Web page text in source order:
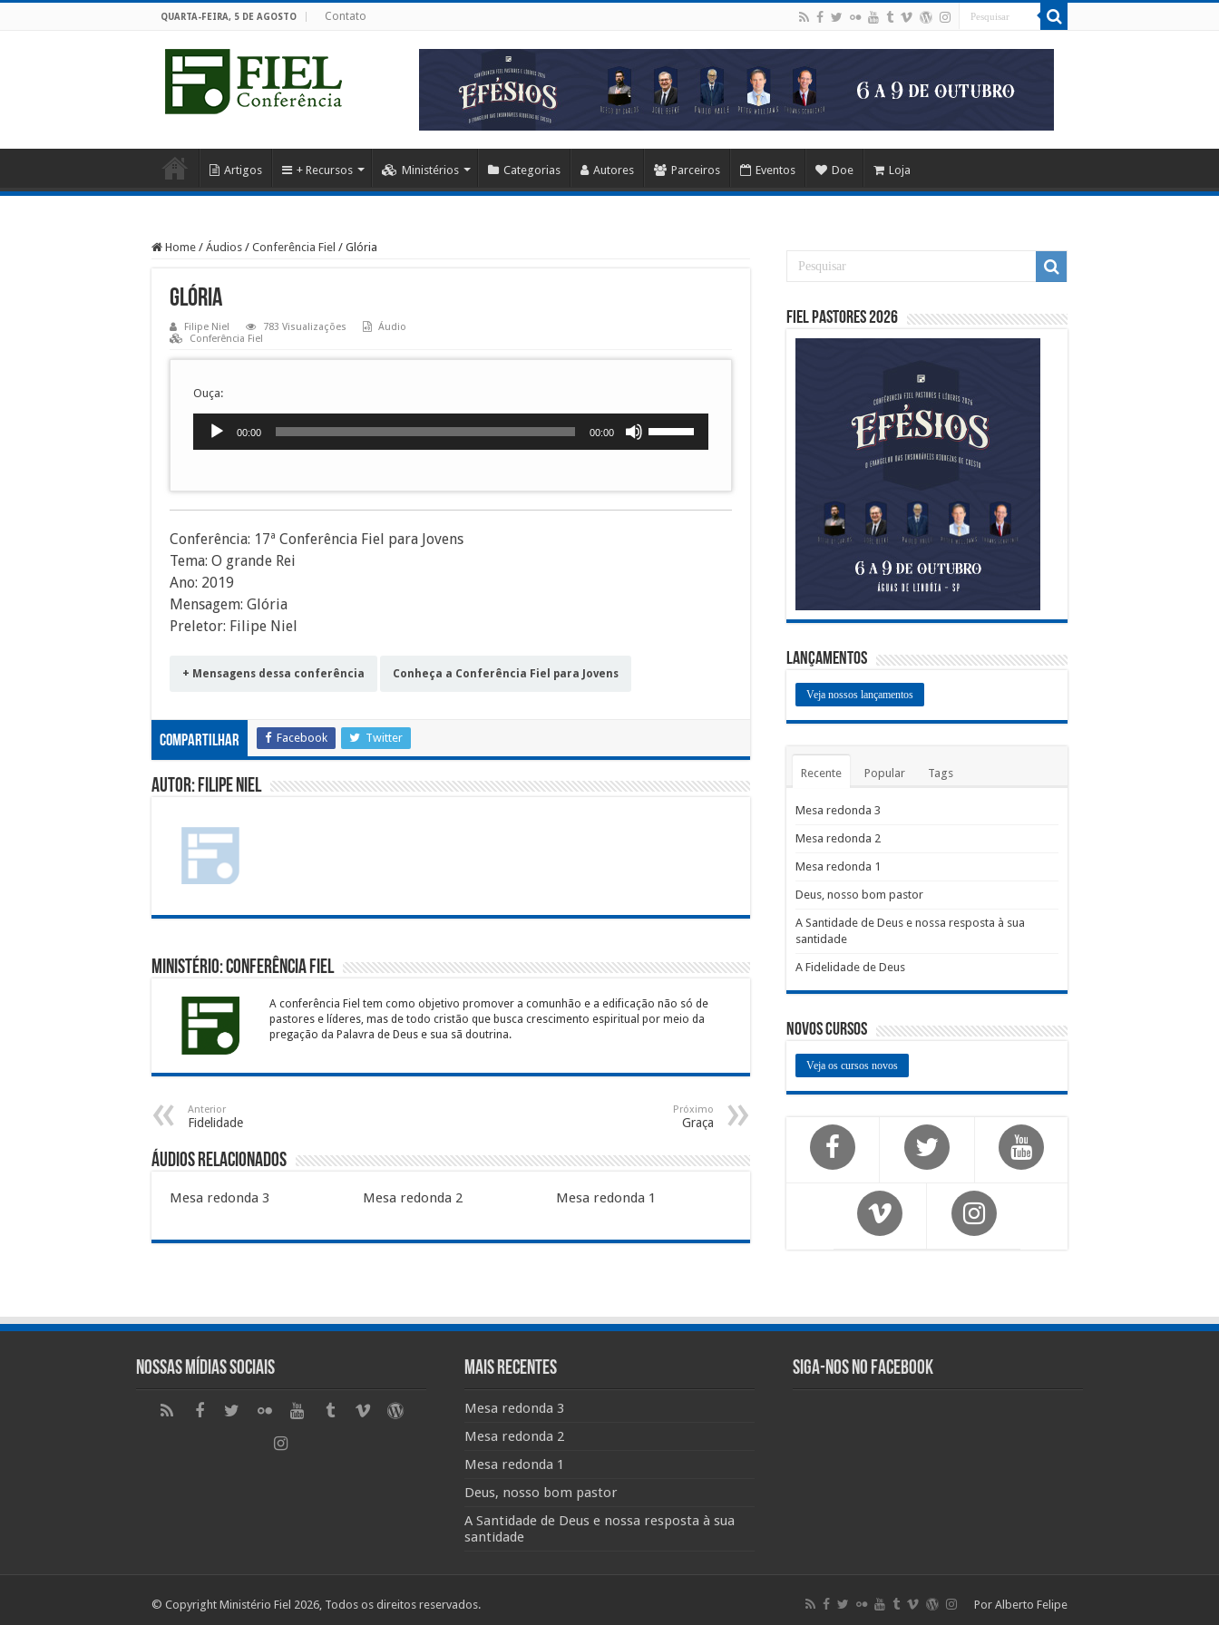
QUARTA-FEIRA, 5 DE AGOSTO Contato
Artigos + Recursos Ministérios Categorias Autores Parceiros Eventos Doe Loja
Home / Áudios / Conferência Fiel / Glória
Glória
Filipe Niel 783 Visualizações
Áudio
Conferência Fiel
Ouça:
Tocador
00:00 00:00
Conferência: 17ª Conferência Fiel para Jovens
Tema: O grande Rei
Ano: 2019
Mensagem: Glória
Preletor: Filipe Niel
+ Mensagens dessa conferência Conheça a Conferência Fiel para Jovens
Compartilhar Facebook Twitter
Autor: Filipe Niel
Ministério: Conferência Fiel
A conferência Fiel tem como objetivo promover a comunhão e a edificação não só de
pastores e líderes, mas de todo cristão que busca crescimento espiritual por meio da
pregação da Palavra de Deus e sua sã doutrina.
Anterior
Fidelidade
Próximo
Graça
Áudios Relacionados
Mesa redonda 3 Mesa redonda 2 Mesa redonda 1
Fiel Pastores 2026
Lançamentos
Veja nossos lançamentos
Recente Popular Tags
Mesa redonda 3
Mesa redonda 2
Mesa redonda 1
Deus, nosso bom pastor
A Santidade de Deus e nossa resposta à sua
santidade
A Fidelidade de Deus
Novos Cursos
Veja os cursos novos
Nossas Mídias Sociais Mais Recentes
Mesa redonda 3
Mesa redonda 2
Mesa redonda 1
Deus, nosso bom pastor
A Santidade de Deus e nossa resposta à sua
santidade
Siga-nos no Facebook
Por Alberto Felipe
© Copyright Ministério Fiel 2026, Todos os direitos reservados.